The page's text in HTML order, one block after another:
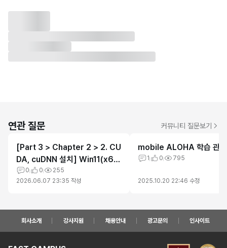
연관 질문 커뮤니티 질문보기
[Part 3 > Chapter 2 > 2. CU
DA, cuDNN 설치] Win11(x64)
환경에서 cuda 11.8 설치 후 호
환되는 cuDNN 설치 방법 문의
0 0
255
2026.06.07 23:35 작성
mobile ALOHA 학습 관련
1 0 795
2025.10.20 22:46 수정
회사소개 강사지원 채용안내 광고문의 인사이트